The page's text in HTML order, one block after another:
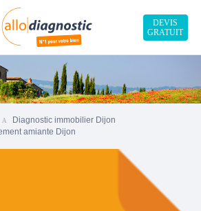
DEVIS
GRATUIT
Diagnostic immobilier Dijon
amiante Dijon